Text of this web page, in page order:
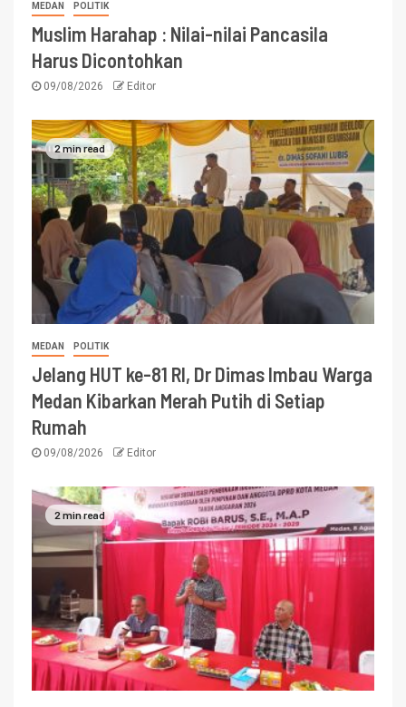
MEDAN POLITIK
Muslim Harahap : Nilai-nilai Pancasila
Harus Dicontohkan
09/08/2026 Editor
2 min read
MEDAN POLITIK
Jelang HUT ke-81 RI, Dr Dimas Imbau Warga
Medan Kibarkan Merah Putih di Setiap
Rumah
09/08/2026 Editor
2 min read